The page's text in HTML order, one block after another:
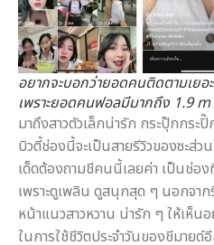
อยากจะบอกว่ายอดคนติดตามเยอ
เพราะยอดคนฟอลมีมากถึง 1.9 m
มาถึงสาวตัวเล็กน่ารัก กระปุ๊กกระ
บิวตี้ช่องนี้จะเป็นสายรีวิวของซะส่
เด็ดต้องถามชีคนนี้เลยค่า เป็นช่องที่
เพราะดูเพลิน ดูสนุกสุด ๆ นอกจา
หน้าแนวสาวหวาน น่ารัก ๆ ให้เห็น
ในการใช้ชีวิตประจำวันของชีมาย